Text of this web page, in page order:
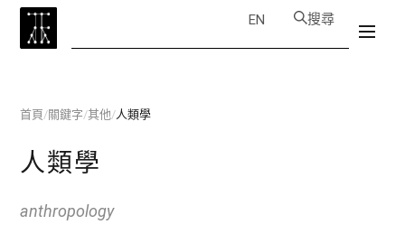
EN 搜尋
首頁/關鍵字/其他/人類學
人類學
anthropology